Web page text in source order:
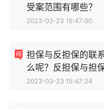
受案范围有哪些？
2023-03-23 15:47:00
担保与反担保的联
么呢？反担保与担
2023-03-23 15:47:24